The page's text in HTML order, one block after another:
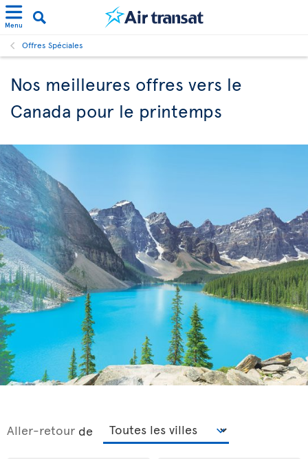
Menu
Offres Spéciales
Nos meilleures offres vers le
Canada pour le printemps
Aller-retour de